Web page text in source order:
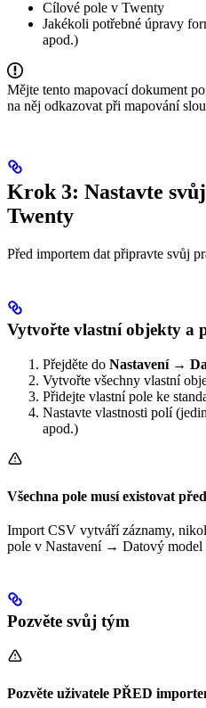
Cílové pole v Twenty
Jakékoli potřebné úpravy
apod.)
Mějte tento mapovací dokument
na něj odkazovat při mapování
Krok 3: Nastavte
Twenty
Před importem dat připravte svůj
Vytvořte vlastní objekty a
Přejděte do Nastavení →
Vytvořte všechny vlastní
Přidejte vlastní pole ke
Nastavte vlastnosti polí
apod.)
Všechna pole musí existovat
Import CSV vytváří záznamy,
pole v Nastavení → Datový model
Pozvěte svůj tým
Pozvěte uživatele PŘED